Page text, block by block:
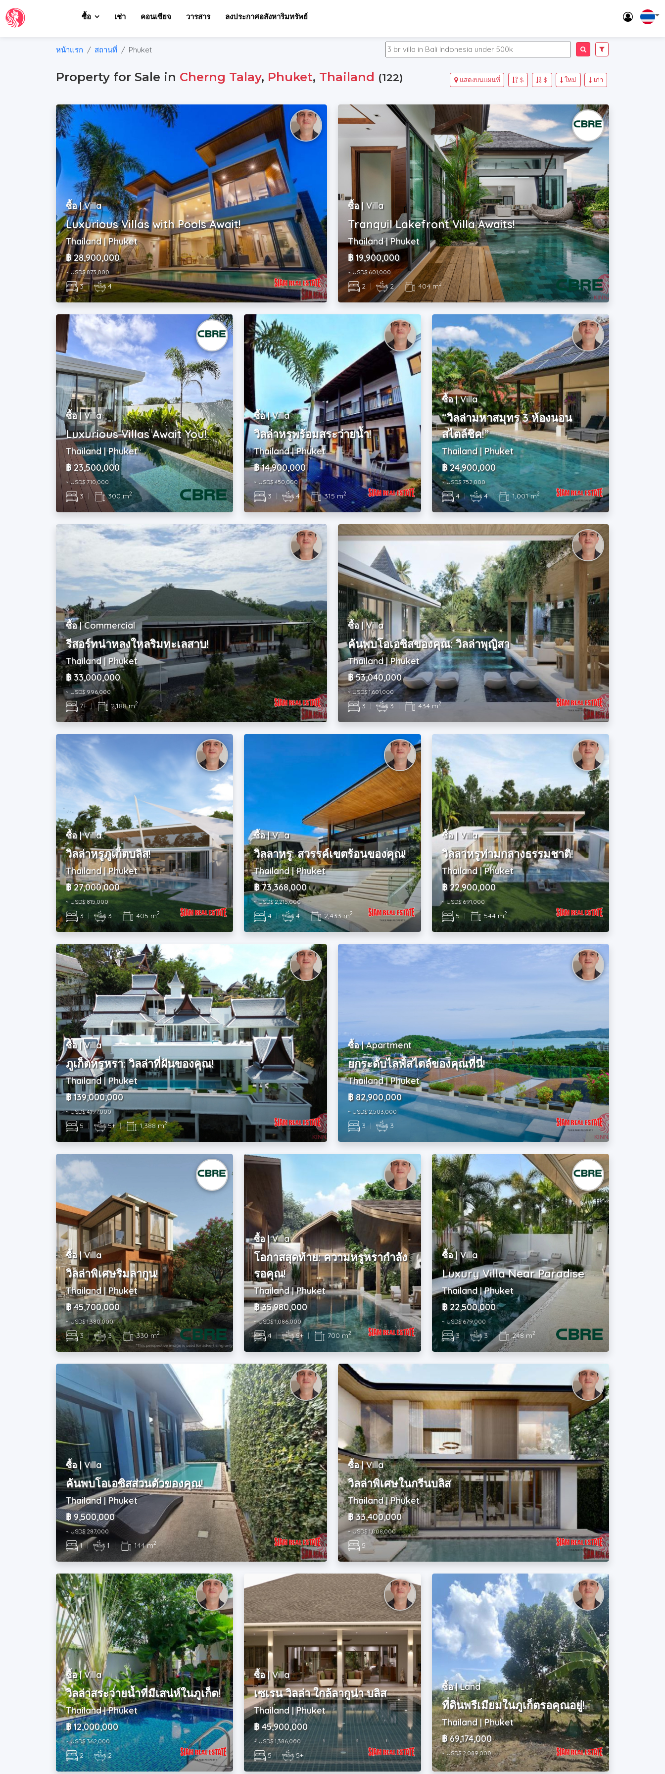
ซื้อ เช่า คอนเซียจ วารสาร ลงประกาศอสังหาริมทรัพย์
หน้าแรก สถานที่ Phuket
Property for Sale in Cherng Talay, Phuket, Thailand (122) เก่า
ใหม่
$
$
แสดงบนแผนที่
ซื้อ | Villa
Luxurious Villas with Pools Await!
Thailand | Phuket
฿ 28,900,000
~ USD$ 873,000
3 | 4
ซื้อ | Villa
Tranquil Lakefront Villa Awaits!
Thailand | Phuket
฿ 19,900,000
~ USD$ 601,000
2 | 2 | 404 m2
ซื้อ | Villa
Luxurious Villas Await You!
Thailand | Phuket
฿ 23,500,000
~ USD$ 710,000
3 | 300 m2
ซื้อ | Villa
วิลล่าหรูพร้อมสระว่ายน้ำ!
Thailand | Phuket
฿ 14,900,000
~ USD$ 450,000
3 | 4 | 315 m2
ซื้อ | Villa
“วิลล่ามหาสมุทร 3 ห้องนอน
สไตล์ชิค!”
Thailand | Phuket
฿ 24,900,000
~ USD$ 752,000
4 | 4 | 1,001 m2
ซื้อ | Commercial
รีสอร์ทน่าหลงใหลริมทะเลสาบ!
Thailand | Phuket
฿ 33,000,000
~ USD$ 996,000
7+ | 2,188 m2
ซื้อ | Villa
ค้นพบโอเอซิสของคุณ: วิลล่าพุญิสา
Thailand | Phuket
฿ 53,040,000
~ USD$ 1,601,000
3 | 3 | 434 m2
ซื้อ | Villa
วิลล่าหรูภูเก็ตบลิส!
Thailand | Phuket
฿ 27,000,000
~ USD$ 815,000
3 | 3 | 405 m2
ซื้อ | Villa
วิลลาหรู: สวรรค์เขตร้อนของคุณ!
Thailand | Phuket
฿ 73,368,000
~ USD$ 2,215,000
4 | 4 | 2,433 m2
ซื้อ | Villa
วิลลาหรูท่ามกลางธรรมชาติ!
Thailand | Phuket
฿ 22,900,000
~ USD$ 691,000
5 | 544 m2
ซื้อ | Villa
ภูเก็ตหรูหรา: วิลล่าที่ฝันของคุณ!
Thailand | Phuket
฿ 139,000,000
~ USD$ 4,197,000
5 | 5+ | 1,388 m2
ซื้อ | Apartment
ยกระดับไลฟ์สไตล์ของคุณที่นี่!
Thailand | Phuket
฿ 82,900,000
~ USD$ 2,503,000
3 | 3
ซื้อ | Villa
วิลล่าพิเศษริมลากูน!
Thailand | Phuket
฿ 45,700,000
~ USD$ 1,380,000
3 | 3 | 330 m2
ซื้อ | Villa
โอกาสสุดท้าย: ความหรูหรากำลัง
รอคุณ!
Thailand | Phuket
฿ 35,980,000
~ USD$ 1,086,000
4 | 5+ | 700 m2
ซื้อ | Villa
Luxury Villa Near Paradise
Thailand | Phuket
฿ 22,500,000
~ USD$ 679,000
3 | 3 | 248 m2
ซื้อ | Villa
ค้นพบโอเอซิสส่วนตัวของคุณ!
Thailand | Phuket
฿ 9,500,000
~ USD$ 287,000
1 | 1 | 144 m2
ซื้อ | Villa
วิลล่าพิเศษในกรีนบลิส
Thailand | Phuket
฿ 33,400,000
~ USD$ 1,008,000
5
ซื้อ | Villa
วิลล่าสระว่ายน้ำที่มีเสน่ห์ในภูเก็ต!
Thailand | Phuket
฿ 12,000,000
~ USD$ 362,000
2 | 2
ซื้อ | Villa
เซเรน วิลล่า ใกล้ลากูน่า บลิส
Thailand | Phuket
฿ 45,900,000
~ USD$ 1,386,000
5 | 5+
ซื้อ | Land
ที่ดินพรีเมียมในภูเก็ตรอคุณอยู่!
Thailand | Phuket
฿ 69,174,000
~ USD$ 2,089,000